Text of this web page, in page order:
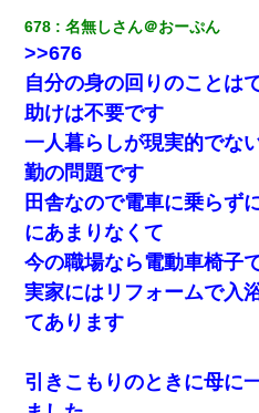
678 名無しさん＠おーぷん
>>676
自分の身の回りのことは
助けは不要です
一人暮らしが現実的でな
勤の問題です
田舎なので電車に乗らず
にあまりなくて
今の職場なら電動車椅子
実家にはリフォームで入
てあります
引きこもりのときに母に